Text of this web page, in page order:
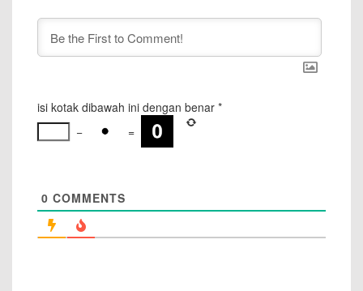
isi kotak dibawah ini dengan benar *
−
=
0 COMMENTS